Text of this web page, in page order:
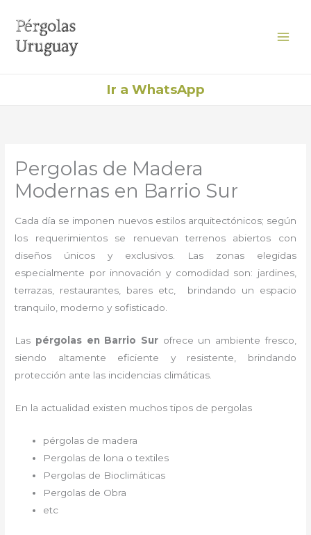
contenido
Ir a WhatsApp
Pergolas de Madera
Modernas en Barrio Sur
Cada día se imponen nuevos estilos arquitectónicos; según
los requerimientos se renuevan terrenos abiertos con
diseños únicos y exclusivos. Las zonas elegidas
especialmente por innovación y comodidad son: jardines,
terrazas, restaurantes, bares etc, brindando un espacio
tranquilo, moderno y sofisticado.
Las pérgolas en Barrio Sur ofrece un ambiente fresco,
siendo altamente eficiente y resistente, brindando
protección ante las incidencias climáticas.
En la actualidad existen muchos tipos de pergolas
pérgolas de madera
Pergolas de lona o textiles
Pergolas de Bioclimáticas
Pergolas de Obra
etc